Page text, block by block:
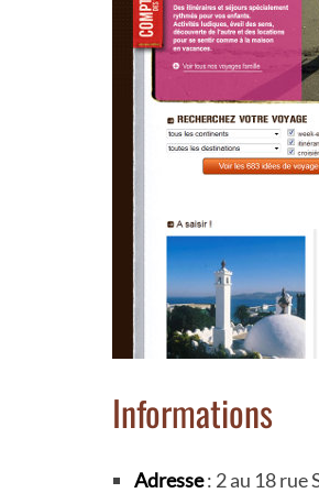
Informations
Adresse: 2 au 18 rue